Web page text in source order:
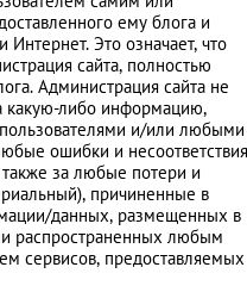
ему блога и
Это означает, что
сайта, полностью
Администрация сайта не
какую-либо информацию,
и/или любыми
ошибки и несоответствия
за любые потери и
причиненные в
данных, размещенных в
распространенных любым
сервисов, предоставляемых